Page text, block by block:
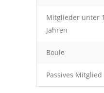
Mitglieder unter
Jahren
Boule
Passives Mitglied